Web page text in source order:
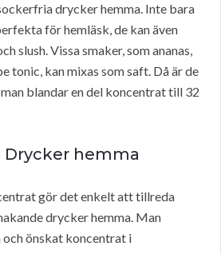
drycker hemma. Inte bara
för hemläsk, de kan även
slush. Vissa smaker, som ananas,
tonic, kan mixas som saft. Då är de
blandar en del koncentrat till 32
Drycker hemma
gör det enkelt att tillreda
drycker hemma. Man
önskat koncentrat i